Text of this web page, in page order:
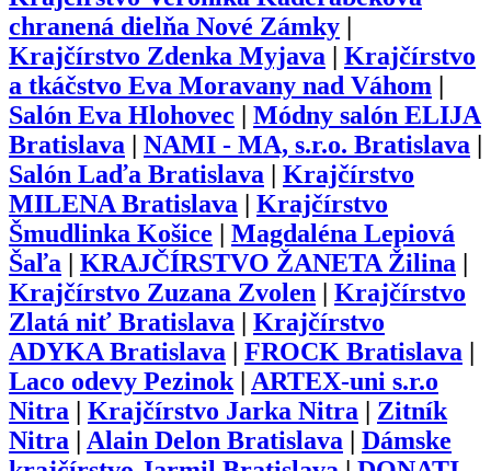
chranená dielňa Nové Zámky
Krajčírstvo Zdenka Myjava
Krajčírstvo
a tkáčstvo Eva Moravany nad Váhom
Salón Eva Hlohovec
Módny salón ELIJA
Bratislava
NAMI - MA, s.r.o. Bratislava
Salón Laďa Bratislava
Krajčírstvo
MILENA Bratislava
Krajčírstvo
Šmudlinka Košice
Magdaléna Lepiová
Šaľa
KRAJČÍRSTVO ŽANETA Žilina
Krajčírstvo Zuzana Zvolen
Krajčírstvo
Zlatá niť Bratislava
Krajčírstvo
ADYKA Bratislava
FROCK Bratislava
Laco odevy Pezinok| ARTEX-uni s.r.o
Nitra
Krajčírstvo Jarka Nitra
Zitník
Nitra
Alain Delon Bratislava
Dámske